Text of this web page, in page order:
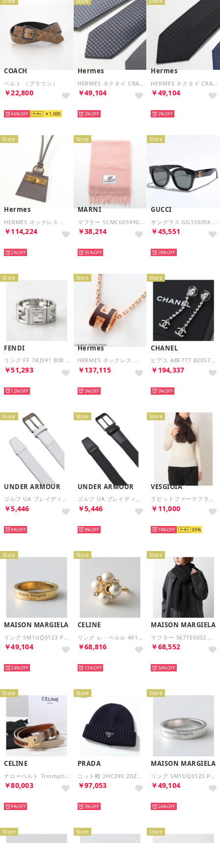
COACH
ベルト （ブラウン）
￥22,800
46% ￥1,000
Hermes
￥49,104
2%
Hermes
￥49,104
2%
Store
Hermes
￥114,224
2%
Store
MARNI
￥38,214
35%
Store
GUCCI
￥45,551
29%
Store
FENDI
リング FF 7AJ591 B08 ロゴ メタル （F0TH0/PALLADIUM-シルバー）
￥51,293
12%
Store
Hermes
HERMES ネックレス ポップアッシュ ミニ Pop H MINI （(26)NEW-ROUGE-H/PKGD）
￥137,115
3%
Store
CHANEL
ピアス ABF777 B20579 ココマーク ハート （U0943/シルバー）
￥194,337
3%
Store
UNDER ARMOUR
ゴルフ UA ブレイディド ベルト あんだーあーまー 1387746 （100 WHITE/WHITE）
￥5,446
9%
Store
UNDER ARMOUR
ゴルフ UA ブレイディド ベルト あんだーあーまー 1387746 （001 BLACK/BLACK）
￥5,446
9%
Store
VESGIOIA
ラビットファーマフラーセーブル染め （ナチュラル）
￥11,000
74% 30
Store
MAISON MARGIELA
￥49,104
24%
Store
CELINE
￥68,816
13%
Store
MAISON MARGIELA
￥68,552
34%
Store
CELINE
￥80,003
9%
Store
PRADA
￥97,053
3%
Store
MAISON MARGIELA
￥49,104
24%
Store Store Store